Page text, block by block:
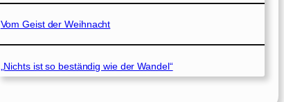
Vom Geist der Weihnacht
„Nichts ist so beständig wie der Wandel“